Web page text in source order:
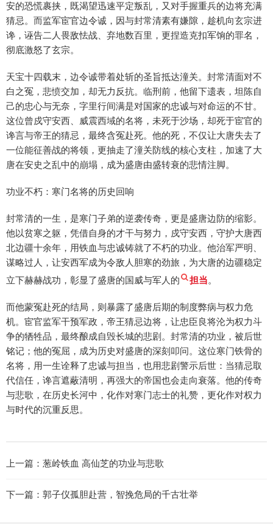
安的恐慌裹挟，既渴望迅速平定叛乱，又对手握重兵的边将充满
猜忌。而监军宦官边令诚，因与封常清素有嫌隙，趁机向玄宗进
谗，诬告二人畏敌怯战、弃地数百里，更捏造克扣军饷的罪名，
彻底激怒了玄宗。
天宝十四载末，边令诚带着处斩的圣旨抵达潼关。封常清面对不
白之冤，悲愤交加，却无力反抗。临刑前，他留下遗表，坦陈自
己的忠心与无奈，字里行间满是对国家的忠诚与对命运的不甘。
这位曾戍守安西、威震西域的名将，未死于沙场，却死于宦官的
谗言与帝王的猜忌，最终含冤赴死。他的死，不仅让大唐失去了
一位能征善战的将领，更抽走了潼关防线的核心支柱，加速了大
唐在安史之乱中的崩塌，成为盛唐由盛转衰的悲情注脚。
功业不朽：寒门名将的历史回响
封常清的一生，是寒门子弟的逆袭传奇，更是盛唐边防的缩影。
他以贫寒之躯，凭借自身的才干与努力，戍守安西，守护大唐西
北边疆十余年，用铁血与忠诚铸就了不朽的功业。他治军严明、
谋略过人，让安西军成为令敌人胆寒的劲旅，为大唐的边疆稳定
立下赫赫战功，彰显了盛唐的国威与军人的
担当。
而他蒙冤赴死的结局，则暴露了盛唐后期的制度弊病与权力危
机。宦官监军干预军政，帝王猜忌边将，让忠臣良将沦为权力斗
争的牺牲品，最终酿成自毁长城的悲剧。封常清的功业，被后世
铭记；他的冤屈，成为历史对盛唐的深刻叩问。这位寒门铁骨的
名将，用一生诠释了忠诚与担当，也用悲剧警示后世：当猜忌取
代信任，谗言遮蔽清明，再强大的帝国也会走向衰落。他的传奇
与悲歌，在历史长河中，化作对寒门志士的礼赞，更化作对权力
与时代的沉重反思。
上一篇： 葱岭铁血 高仙芝的功业与悲歌
下一篇： 郭子仪孤胆赴营，智挽危局的千古壮举